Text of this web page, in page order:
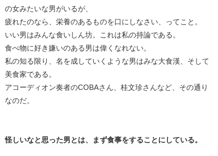
の女みたいな男がいるが、
疲れたのなら、栄養のあるものを口にしなさい、ってこと。
いい男はみんな食いしん坊。これは私の持論である。
食べ物に好き嫌いのある男は偉くなれない。
私の知る限り、名を成していくような男はみな大食漢、そして
美食家である。
アコーディオン奏者のCOBAさん、桂文珍さんなど、その通り
なのだ。
怪しいなと思った男とは、まず食事をすることにしている。